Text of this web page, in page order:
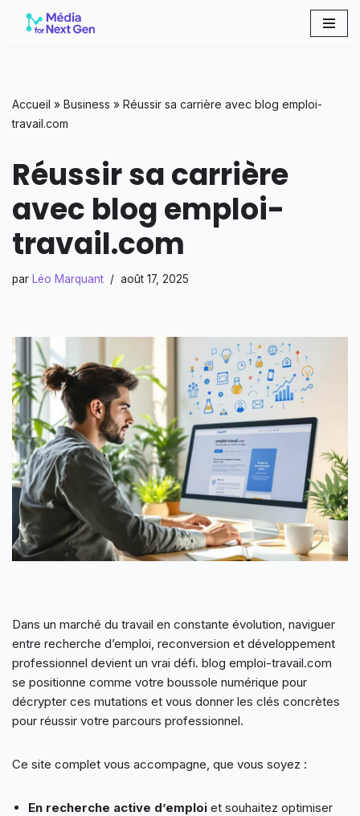
Accueil » Business » Réussir sa carrière avec blog emploi-
travail.com
Réussir sa carrière
avec blog emploi-
travail.com
par Léo Marquant août 17, 2025
Dans un marché du travail en constante évolution, naviguer
entre recherche d’emploi, reconversion et développement
professionnel devient un vrai défi. blog emploi-travail.com
se positionne comme votre boussole numérique pour
décrypter ces mutations et vous donner les clés concrètes
pour réussir votre parcours professionnel.
Ce site complet vous accompagne, que vous soyez :
En recherche active d’emploi et souhaitez optimiser